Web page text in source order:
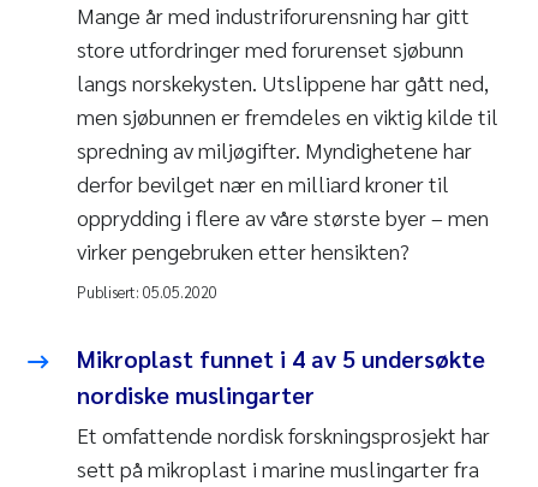
Mange år med industriforurensning har gitt
store utfordringer med forurenset sjøbunn
langs norskekysten. Utslippene har gått ned,
men sjøbunnen er fremdeles en viktig kilde til
spredning av miljøgifter. Myndighetene har
derfor bevilget nær en milliard kroner til
opprydding i flere av våre største byer – men
virker pengebruken etter hensikten?
Publisert: 05.05.2020
Mikroplast funnet i 4 av 5 undersøkte
nordiske muslingarter
Et omfattende nordisk forskningsprosjekt har
sett på mikroplast i marine muslingarter fra